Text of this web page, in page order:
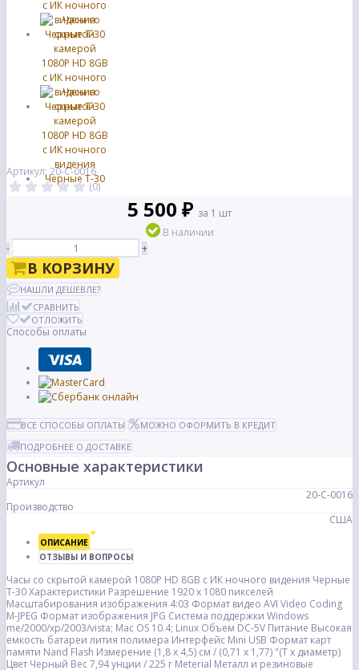
Артикул: 20-С-0016
(0)
5 500 ₽ за 1 шт
В наличии
-
+
В КОРЗИНУ
НАШЛИ ДЕШЕВЛЕ?
СРАВНИТЬ
ОТЛОЖИТЬ
Способы оплаты
ВСЕ СПОСОБЫ ОПЛАТЫ
МОЖНО ОФОРМИТЬ В КРЕДИТ
ПОДРОБНЕЕ О ДОСТАВКЕ
Основные характеристики
Артикул
20-С-0016
Производство
США
ОПИСАНИЕ
ОТЗЫВЫ И ВОПРОСЫ
Часы со скрытой камерой 1080P HD 8GB с ИК ночного видения Черные
Т-30 Характеристики Разрешение 1920 x 1080 пикселей
Масштабирования изображения 4:03 Формат видео AVI Video Coding
M-JPEG Формат изображения JPG Система поддержки Windows
me/2000/xp/2003/vista; Mac OS 10.4; Linux Объем DC-5V Питание Высокая
емкость батареи лития полимера Интерфейс Mini USB Формат карт
памяти Nand Flash Измерение (1,8 х 4,5) см / (0,71 х 1,77) "(Т х диаметр)
Цвет Черный Вес 7,94 унции / 225 г Meterial Металл и резиновые